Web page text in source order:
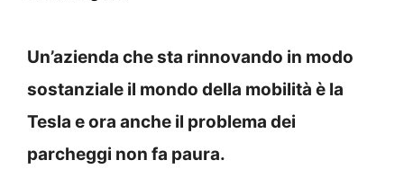
Un’azienda che sta rinnovando in modo
sostanziale il mondo della mobilità è la
Tesla e ora anche il problema dei
parcheggi non fa paura.